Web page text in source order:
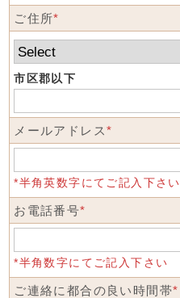
ご住所*
市区郡以下
メールアドレス*
*半角英数字にてご記入下さい
お電話番号*
*半角数字にてご記入下さい
ご連絡に都合の良い時間帯*